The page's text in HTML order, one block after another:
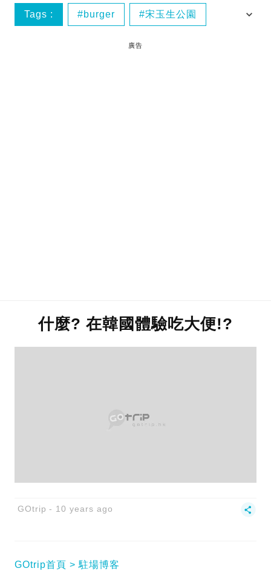
Tags : burger 宋玉生公園
東南亞商業中心
廣告
什麼? 在韓國體驗吃大便!?
GOtrip 10 years ago
GOtrip首頁 駐場博客